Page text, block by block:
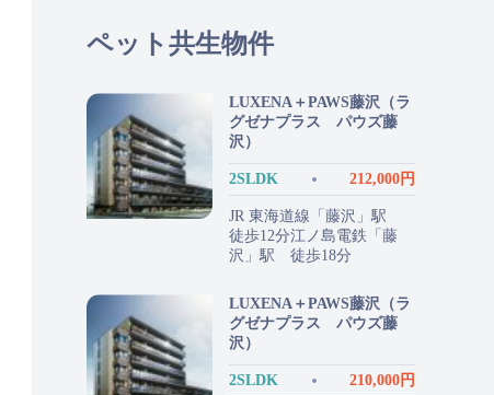
ペット共生物件
LUXENA＋PAWS藤沢（ラ
グゼナプラス パウズ藤
沢）
2SLDK 212,000円
JR 東海道線「藤沢」駅
徒歩12分江ノ島電鉄「藤
沢」駅 徒歩18分
LUXENA＋PAWS藤沢（ラ
グゼナプラス パウズ藤
沢）
2SLDK 210,000円